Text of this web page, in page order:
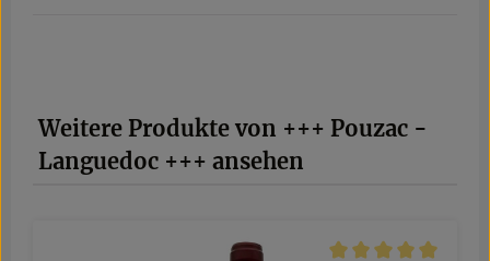
Produktgalerie überspringen
Weitere Produkte von +++ Pouzac -
Languedoc +++ ansehen